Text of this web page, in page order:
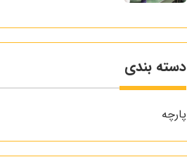
دسته بندی
پارچه